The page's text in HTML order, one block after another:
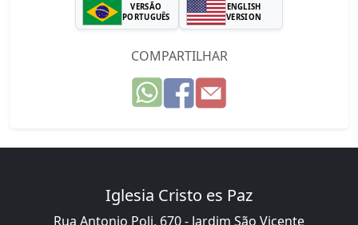
VERSÃO
PORTUGUÊS
ENGLISH
VERSION
COMPARTILHAR
Iglesia Cristo es Paz
Rua Antonio Poli, 670 - Jardim São Vicente